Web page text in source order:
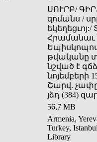
ՍՈՒՐԲ/
զոմանս /
Հրամանաւ
թվականը
նշված է
նոյեմբերի
Շարվ. չափը
յձդ (384)
56,7 MB
Armenia,
Turkey,
Library